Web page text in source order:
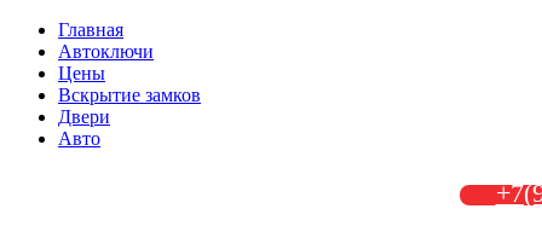
Главная
Автоключи
Цены
Вскрытие замков
Двери
Авто